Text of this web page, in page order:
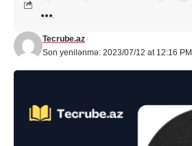
Son yenilənmə: 2023/07/12 at 12:16 PM
Tecrube.az